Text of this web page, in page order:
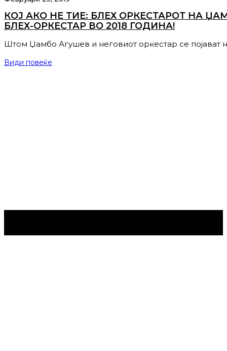
КОЈ АКО НЕ ТИЕ: БЛЕХ ОРКЕСТАРОТ НА
БЛЕХ-ОРКЕСТАР ВО 2018 ГОДИНА!
Штом Џамбо Агушев и неговиот оркестар се појават
Види повеќе